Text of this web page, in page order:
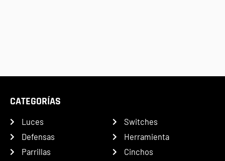
CATEGORÍAS
Luces
Defensas
Parrillas
Switches
Herramienta
Cinchos